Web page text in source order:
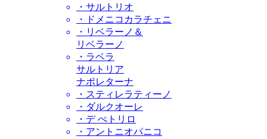
・サルトリオ
・ドメニコカラチェニ
・リベラーノ＆
リベラーノ
・ラベラ
サルトリア
ナポレターナ
・スティレラティーノ
・ダルクオーレ
・デ ぺトリロ
・アントニオパニコ